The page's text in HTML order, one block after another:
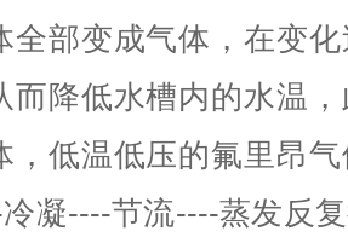
全部变成气体，在变
而降低水槽内的水温
，低温低压的氟里昂
凝----节流----蒸发反